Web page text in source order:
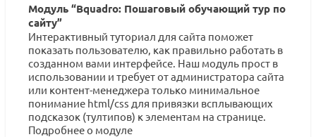
Модуль “Bquadro: Пошаговый обучающий тур по
сайту”
Интерактивный туториал для сайта поможет
показать пользователю, как правильно работать в
созданном вами интерфейсе. Наш модуль прост в
использовании и требует от администратора сайта
или контент-менеджера только минимальное
понимание html/css для привязки всплывающих
подсказок (тултипов) к элементам на странице.
Подробнее о модуле